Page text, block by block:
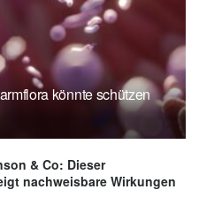
könnte schützen
& Co: Dieser
nachweisbare Wirkungen